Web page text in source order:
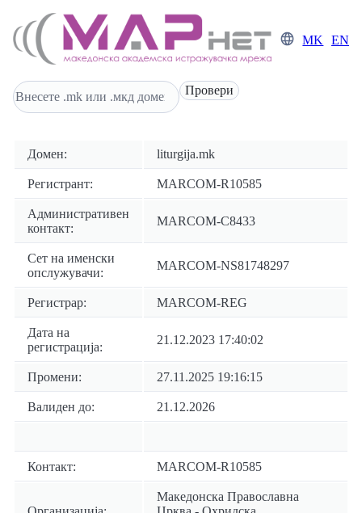
MK EN
Домен: liturgija.mk
Регистрант: MARCOM-R10585
Административен
контакт:
MARCOM-C8433
Сет на именски
опслужувачи:
MARCOM-NS81748297
Регистрар: MARCOM-REG
Дата на
регистрација:
21.12.2023 17:40:02
Промени: 27.11.2025 19:16:15
Валиден до: 21.12.2026
Контакт: MARCOM-R10585
Македонска Православна